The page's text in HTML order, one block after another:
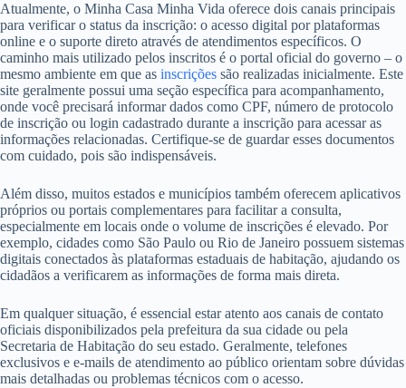
Atualmente, o Minha Casa Minha Vida oferece dois canais principais
para verificar o status da inscrição: o acesso digital por plataformas
online e o suporte direto através de atendimentos específicos. O
caminho mais utilizado pelos inscritos é o portal oficial do governo – o
mesmo ambiente em que as inscrições são realizadas inicialmente. Este
site geralmente possui uma seção específica para acompanhamento,
onde você precisará informar dados como CPF, número de protocolo
de inscrição ou login cadastrado durante a inscrição para acessar as
informações relacionadas. Certifique-se de guardar esses documentos
com cuidado, pois são indispensáveis.
Além disso, muitos estados e municípios também oferecem aplicativos
próprios ou portais complementares para facilitar a consulta,
especialmente em locais onde o volume de inscrições é elevado. Por
exemplo, cidades como São Paulo ou Rio de Janeiro possuem sistemas
digitais conectados às plataformas estaduais de habitação, ajudando os
cidadãos a verificarem as informações de forma mais direta.
Em qualquer situação, é essencial estar atento aos canais de contato
oficiais disponibilizados pela prefeitura da sua cidade ou pela
Secretaria de Habitação do seu estado. Geralmente, telefones
exclusivos e e-mails de atendimento ao público orientam sobre dúvidas
mais detalhadas ou problemas técnicos com o acesso.